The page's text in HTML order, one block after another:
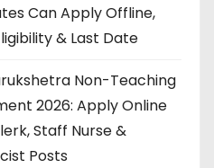
Can Apply Offline,
& Last Date
Non-Teaching
2026: Apply Online
Staff Nurse &
Posts